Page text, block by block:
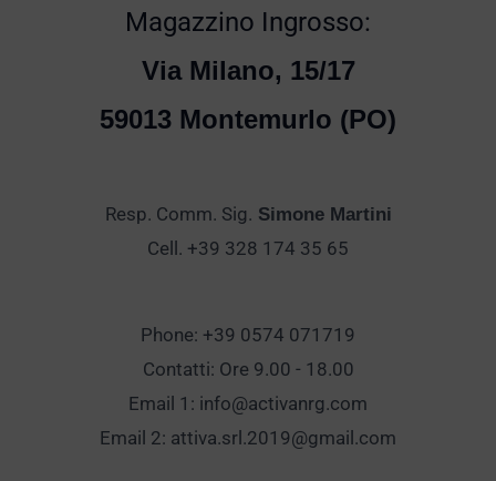
Magazzino Ingrosso:
Via Milano, 15/17
59013 Montemurlo (PO)
Resp. Comm. Sig. Simone Martini
Cell. +39 328 174 35 65
Phone: +39 0574 071719
Contatti: Ore 9.00 - 18.00
Email 1: info@activanrg.com
Email 2: attiva.srl.2019@gmail.com